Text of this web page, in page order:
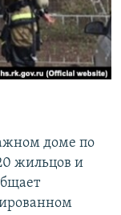
доме по
жильцов и